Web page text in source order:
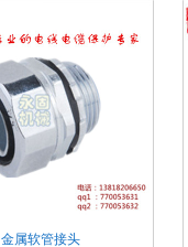
金属软管接头